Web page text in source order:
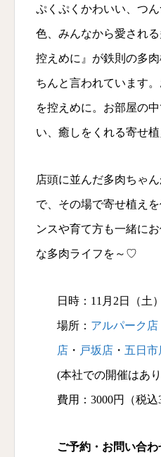
ぷくぷくかわいい、つ
色、みんなから愛され
控えめに』が鉄則の多
ちんと言われています
を控えめに。お部屋の
い、癒しをくれる寄せ
店頭に並んだ多肉ちゃ
で、その場で寄せ植え
ンスや育て方も一緒に
な多肉ライフを～♡
日時：11月2日（土
場所： アルパーク店
店 ・ 戸坂店 ・ 五日市
(本社での開催はあり
費用：3000円（税込
ご予約・お問い合